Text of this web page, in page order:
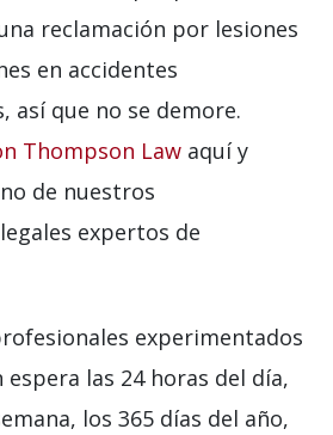
reclamación por lesiones
en accidentes
así que no se demore.
Thompson Law aquí y
de nuestros
expertos de
experimentados
espera las 24 horas del día,
los 365 días del año,